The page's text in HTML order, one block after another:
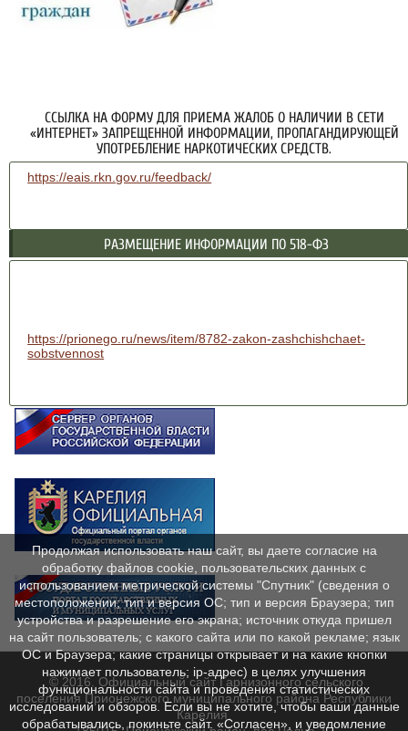
ССЫЛКА НА ФОРМУ ДЛЯ ПРИЕМА ЖАЛОБ О НАЛИЧИИ В СЕТИ
«ИНТЕРНЕТ» ЗАПРЕЩЕННОЙ ИНФОРМАЦИИ, ПРОПАГАНДИРУЮЩЕЙ
УПОТРЕБЛЕНИЕ НАРКОТИЧЕСКИХ СРЕДСТВ.
https://eais.rkn.gov.ru/feedback/
РАЗМЕЩЕНИЕ ИНФОРМАЦИИ ПО 518-ФЗ
https://prionego.ru/news/item/8782-zakon-zashchishchaet-
sobstvennost
© 2016. Официальный сайт Гарнизонного сельского
поселения Прионежского муниципального района Республики
Карелия.
Продолжая использовать наш сайт, вы даете согласие на
обработку файлов cookie, пользовательских данных с
использованием метрической системы "Спутник" (сведения о
местоположении; тип и версия ОС; тип и версия Браузера; тип
устройства и разрешение его экрана; источник откуда пришел
на сайт пользователь; с какого сайта или по какой рекламе; язык
ОС и Браузера; какие страницы открывает и на какие кнопки
нажимает пользователь; ip-адрес) в целях улучшения
функциональности сайта и проведения статистических
исследований и обзоров. Если вы не хотите, чтобы ваши данные
обрабатывались, покиньте сайт. «Согласен», и уведомление